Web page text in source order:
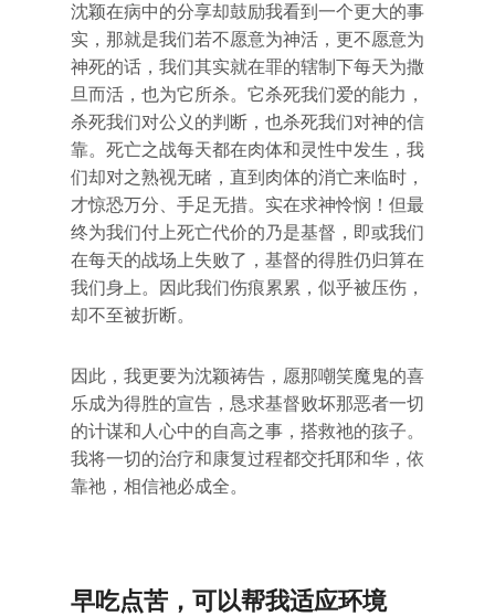
沈颖在病中的分享却鼓励我看到一个更大的事
实，那就是我们若不愿意为神活，更不愿意为
神死的话，我们其实就在罪的辖制下每天为撒
旦而活，也为它所杀。它杀死我们爱的能力，
杀死我们对公义的判断，也杀死我们对神的信
靠。死亡之战每天都在肉体和灵性中发生，我
们却对之熟视无睹，直到肉体的消亡来临时，
才惊恐万分、手足无措。实在求神怜悯！但最
终为我们付上死亡代价的乃是基督，即或我们
在每天的战场上失败了，基督的得胜仍归算在
我们身上。因此我们伤痕累累，似乎被压伤，
却不至被折断。
因此，我更要为沈颖祷告，愿那嘲笑魔鬼的喜
乐成为得胜的宣告，恳求基督败坏那恶者一切
的计谋和人心中的自高之事，搭救祂的孩子。
我将一切的治疗和康复过程都交托耶和华，依
靠祂，相信祂必成全。
早吃点苦，可以帮我适应环境